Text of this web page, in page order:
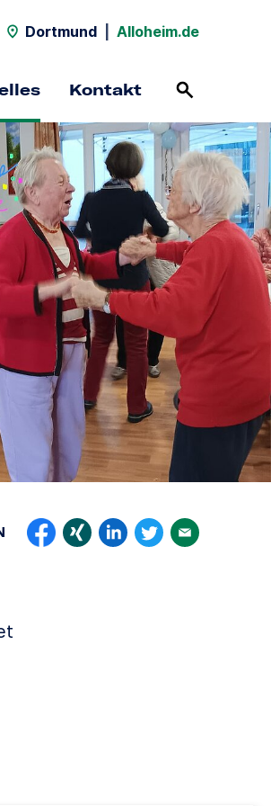
Dortmund Alloheim.de
Kontakt